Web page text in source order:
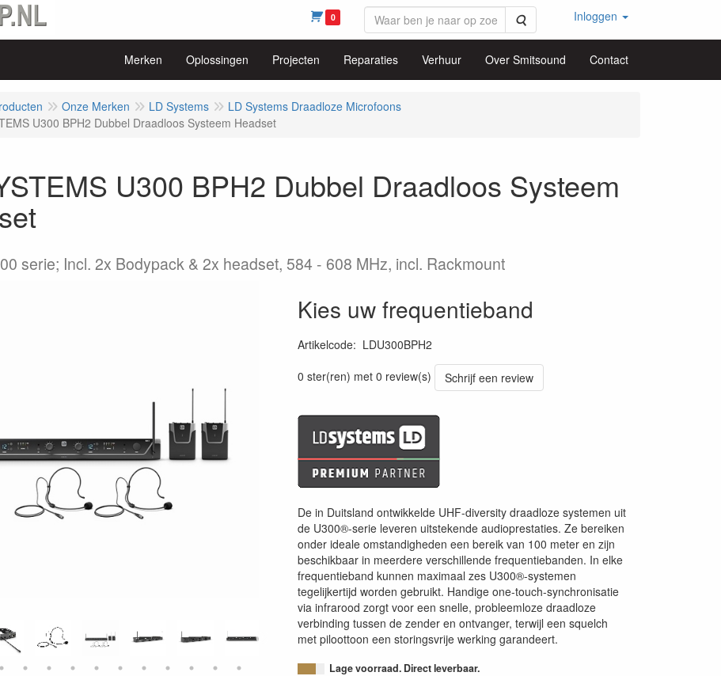
0 Zoeken Inloggen
Merken Oplossingen Projecten Reparaties Verhuur Over Smitsound Contact
Onze Merken LD Systems
LD Systems Draadloze Microfoons
U300 BPH2 Dubbel Draadloos Systeem Headset
U300 BPH2 Dubbel Draadloos Systeem
serie; Incl. 2x Bodypack & 2x headset, 584 - 608 MHz, incl. Rackmount
Kies uw frequentieband
Artikelcode: LDU300BPH2
0 ster(ren) met 0 review(s)
Schrijf een review
De in Duitsland ontwikkelde UHF-diversity draadloze systemen uit
de U300®-serie leveren uitstekende audioprestaties. Ze bereiken
onder ideale omstandigheden een bereik van 100 meter en zijn
beschikbaar in meerdere verschillende frequentiebanden. In elke
frequentieband kunnen maximaal zes U300®-systemen
tegelijkertijd worden gebruikt. Handige one-touch-synchronisatie
via infrarood zorgt voor een snelle, probleemloze draadloze
verbinding tussen de zender en ontvanger, terwijl een squelch
met piloottoon een storingsvrije werking garandeert.
Lage voorraad. Direct leverbaar.